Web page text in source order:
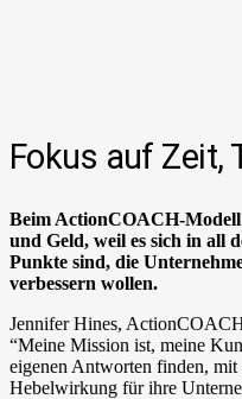
Fokus auf Zeit,
Beim ActionCOACH-
und Geld, weil es sich in all
Punkte sind, die
verbessern wollen.
Jennifer Hines,
“Meine Mission ist, meine
eigenen Antworten finden, mit
Hebelwirkung für ihre